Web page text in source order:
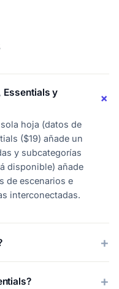
Essentials y
hoja (datos de
($19) añade un
y subcategorías
disponible) añade
de escenarios e
interconectadas.